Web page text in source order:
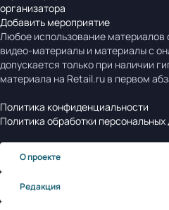
организатора
Добавить мероприятие
Любое использование материалов
видео-материалы и материалы с
допускается только при наличии
материала на Retail.ru в первом
Политика конфиденциальности
Политика обработки персональных
О проекте
Редакция